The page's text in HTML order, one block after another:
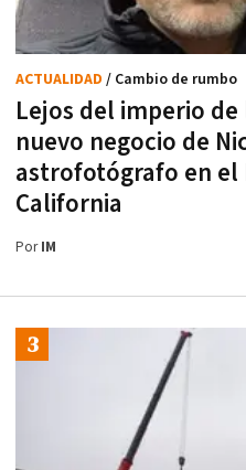
Lejos del imperio
nuevo negocio de
astrofotógrafo en el
California
ACTUALIDAD / Cambio de rumbo
PorIM